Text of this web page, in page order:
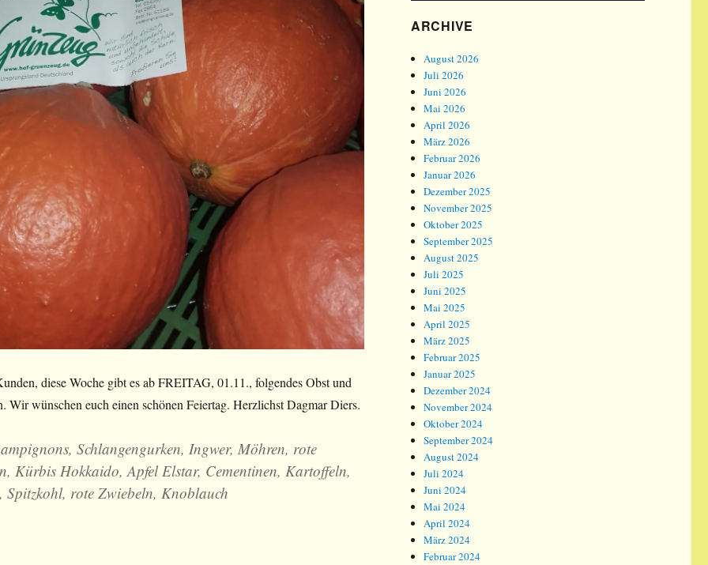
diese Woche gibt es ab FREITAG, 01.11., folgendes Obst und
Wir wünschen euch einen schönen Feiertag. Herzlichst Dagmar Diers.
Schlangengurken, Ingwer, Möhren, rote
Kürbis Hokkaido, Apfel Elstar, Cementinen, Kartoffeln,
Spitzkohl, rote Zwiebeln, Knoblauch
ARCHIVE
August 2026
Juli 2026
Juni 2026
Mai 2026
April 2026
März 2026
Februar 2026
Januar 2026
Dezember 2025
November 2025
Oktober 2025
September 2025
August 2025
Juli 2025
Juni 2025
Mai 2025
April 2025
März 2025
Februar 2025
Januar 2025
Dezember 2024
November 2024
Oktober 2024
September 2024
August 2024
Juli 2024
Juni 2024
Mai 2024
April 2024
März 2024
Februar 2024